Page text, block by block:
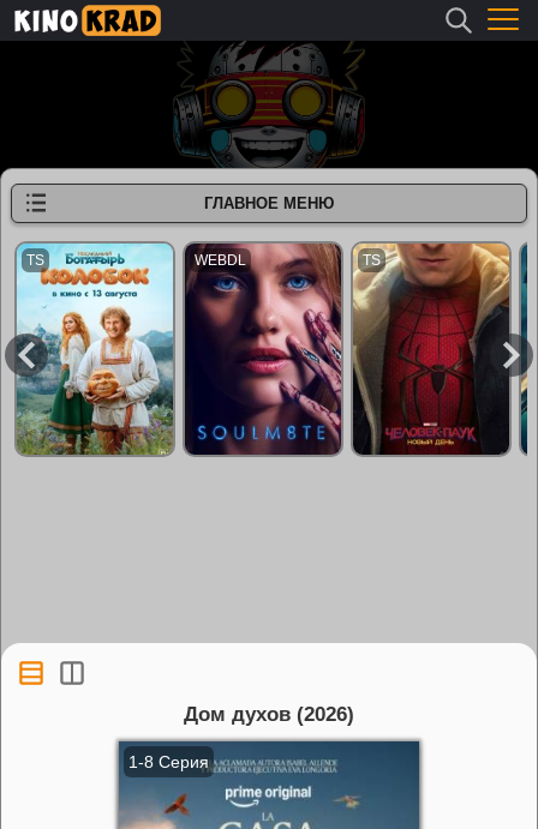
Дом духов (2026)
1-8 Серия
ГЛАВНОЕ МЕНЮ